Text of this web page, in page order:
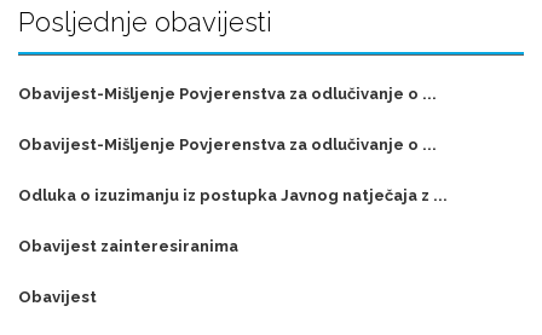
Posljednje obavijesti
Obavijest-Mišljenje Povjerenstva za odlučivanje o ...
Obavijest-Mišljenje Povjerenstva za odlučivanje o ...
Odluka o izuzimanju iz postupka Javnog natječaja z ...
Obavijest zainteresiranima
Obavijest